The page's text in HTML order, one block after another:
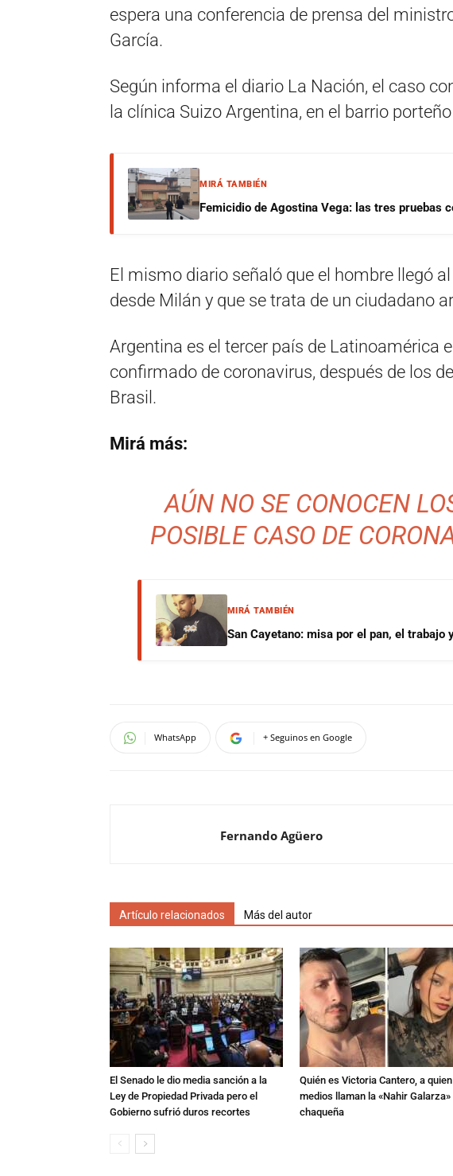
espera una conferencia de prensa del
García.
Según informa el diario La Nación, el caso
la clínica Suizo Argentina, en el barrio
MIRÁ TAMBIÉN
Femicidio de Agostina Vega: las tres pruebas
El mismo diario señaló que el hombre llegó
desde Milán y que se trata de un ciudadano
Argentina es el tercer país de Latinoamérica
confirmado de coronavirus, después de los
Brasil.
Mirá más:
AÚN NO SE CONOCEN
POSIBLE CASO DE
MIRÁ TAMBIÉN
San Cayetano: misa por el pan, el trabajo
WhatsApp + Seguinos en Google
Fernando Agüero
Artículo relacionados Más del autor
El Senado le dio media sanción a la
Ley de Propiedad Privada pero el
Gobierno sufrió duros recortes
Quién es Victoria Cantero, a
medios llaman la «Nahir Galarza»
chaqueña